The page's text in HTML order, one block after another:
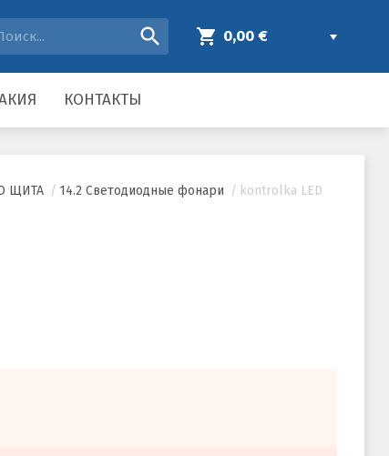
search shopping_cart 0,00 €
КОНТАКТЫ
ЩИТА / 14.2 Светодиодные фонари / kontrolka LED